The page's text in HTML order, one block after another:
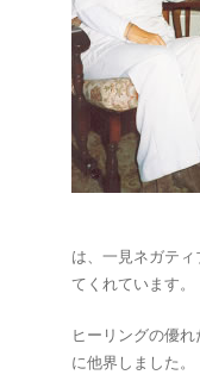
は、一見ネガテ
てくれています。
ヒーリングの優
に他界しました。